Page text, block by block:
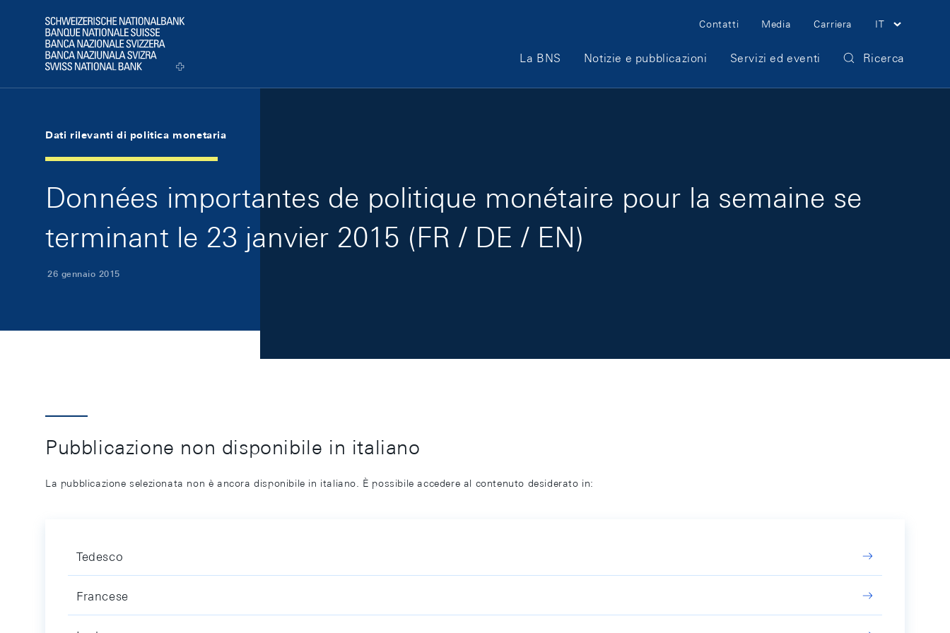
Logo
Meta Navigation
Contatti Media Carriera IT
Main Navigation
La BNS Notizie e pubblicazioni Servizi ed eventi Ricerca
Dati rilevanti di politica monetaria
Données importantes de politique monétaire pour la semaine se
terminant le 23 janvier 2015 (FR / DE / EN)
26 gennaio 2015
Pubblicazione non disponibile in italiano
La pubblicazione selezionata non è ancora disponibile in italiano. È possibile accedere al contenuto desiderato in:
Tedesco
Francese